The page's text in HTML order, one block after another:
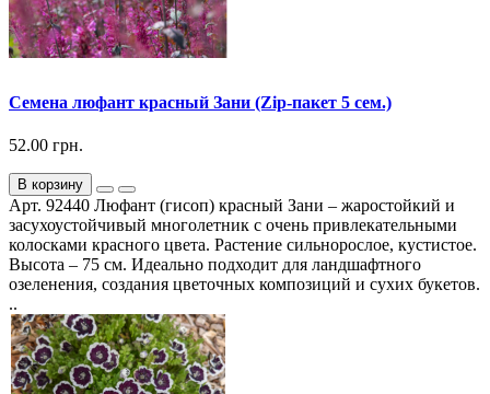
Семена люфант красный Зани (Zip-пакет 5 сем.)
52.00 грн.
В корзину
Арт. 92440 Люфант (гисоп) красный Зани – жаростойкий и
засухоустойчивый многолетник с очень привлекательными
колосками красного цвета. Растение сильнорослое, кустистое.
Высота – 75 см. Идеально подходит для ландшафтного
озеленения, создания цветочных композиций и сухих букетов.
..